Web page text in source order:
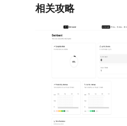
相关攻略